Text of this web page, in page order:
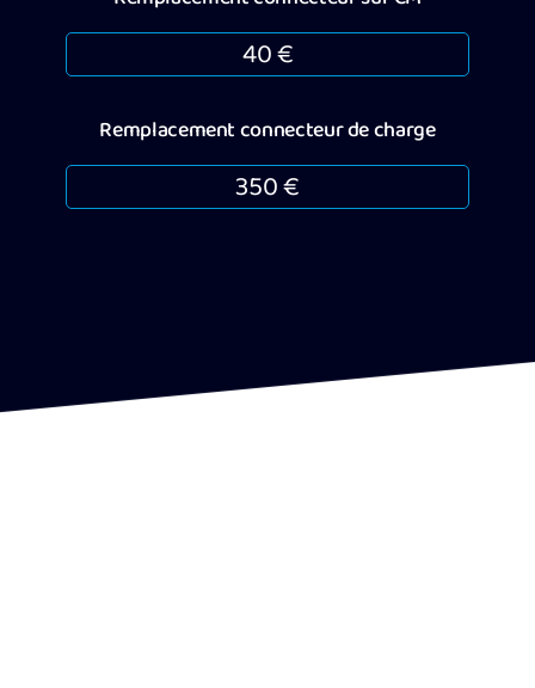
40 €
Remplacement connecteur de charge
350 €